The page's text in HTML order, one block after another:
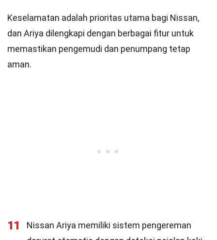
Keselamatan adalah prioritas utama bagi Nissan,
dan Ariya dilengkapi dengan berbagai fitur untuk
memastikan pengemudi dan penumpang tetap
aman.
11
Nissan Ariya memiliki sistem pengereman